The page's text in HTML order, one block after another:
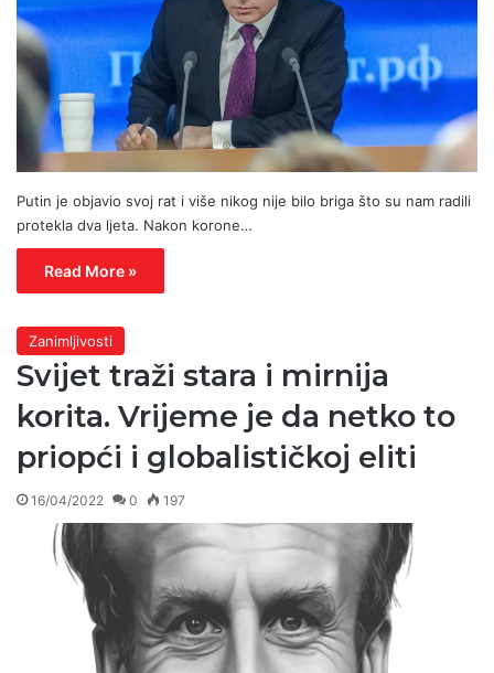
Putin je objavio svoj rat i više nikog nije bilo briga što su nam radili
protekla dva ljeta. Nakon korone…
Read More »
Zanimljivosti
Svijet traži stara i mirnija
korita. Vrijeme je da netko to
priopći i globalističkoj eliti
16/04/2022 0 197